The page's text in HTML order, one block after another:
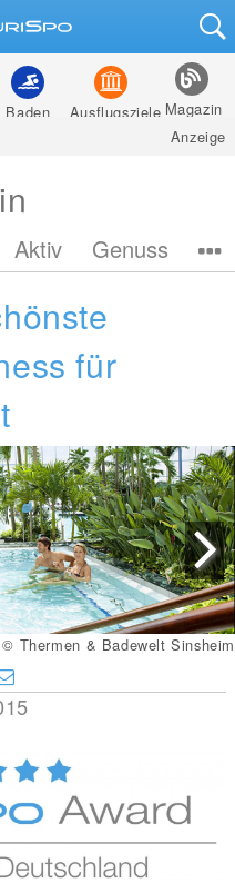
Baden Ausflugsziele Magazin
Anzeige
Aktiv Genuss
für
© Therme Obernsees